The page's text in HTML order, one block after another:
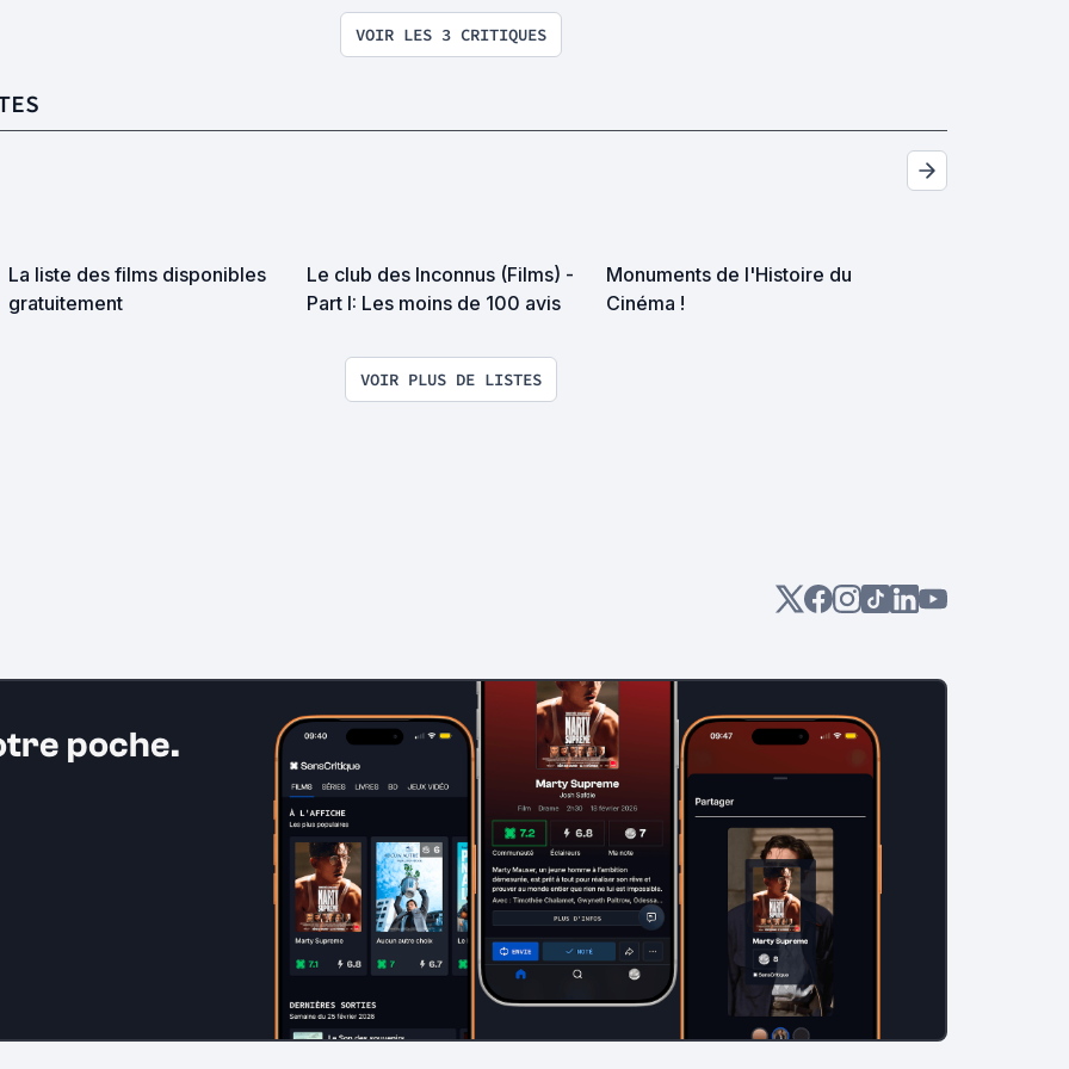
VOIR LES 3 CRITIQUES
La liste des films disponibles
gratuitement
Le club des Inconnus (Films) -
Part I: Les moins de 100 avis
Monuments de l'Histoire du
Cinéma !
VOIR PLUS DE LISTES
poche.